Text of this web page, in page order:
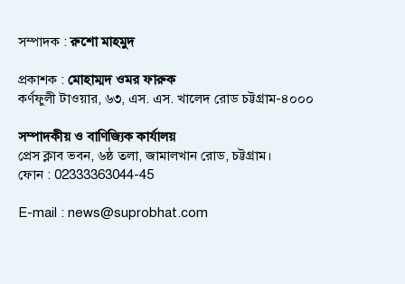
সম্পাদক :রুশো মাহমুদ
প্রকাশক : মোহাম্মদ ওমর ফারুক
কর্ণফুলী টাওয়ার, ৬৩, এস. এস. খালেদ রোড চট্টগ্রাম-৪০০০
সম্পাদকীয় ও বাণিজ্যিক কার্যালয়
প্রেস ক্লাব ভবন, ৬ষ্ঠ তলা, জামালখান রোড, চট্টগ্রাম।
ফোন : 02333363044-45
E-mail : news@suprobhat.com